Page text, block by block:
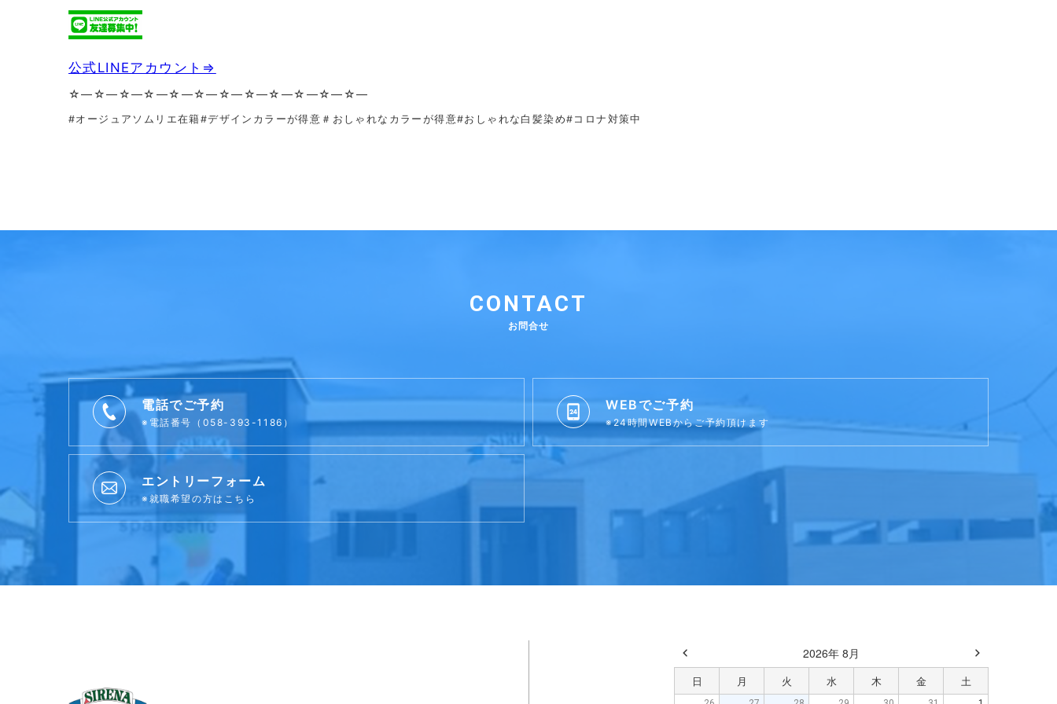
公式LINEアカウント⇒
☆—☆—☆—☆—☆—☆—☆—☆—☆—☆—☆—☆—
#オージュアソムリエ在籍#デザインカラーが得意＃おしゃれなカラーが得意#おしゃれな白髪染め#コロナ対策中
CONTACT
お問合せ
電話でご予約
※電話番号（058-393-1186）
WEBでご予約
※24時間WEBからご予約頂けます
エントリーフォーム
※就職希望の方はこちら
2026年 8月
日 月 火 水 木 金 土